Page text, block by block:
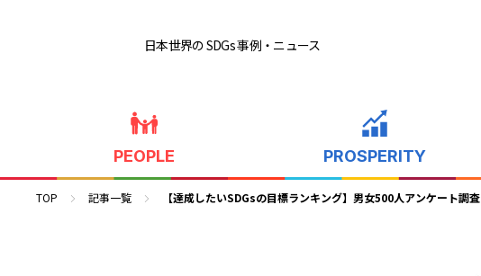
日本世界の SDGs 事例・ニュース
PEOPLE PROSPERITY
TOP 記事一覧 【達成したいSDGsの目標ランキング】男女500人アンケート調査